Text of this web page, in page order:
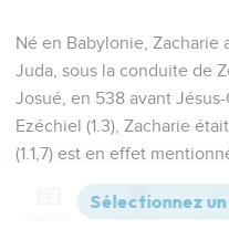
Né en Babylonie, Zacharie
Juda, sous la conduite de
Josué, en 538 avant
Ezéchiel (1.3), Zacharie
(1.1,7) est en effet
revenus d’exil (Ne 12.4).
Josué comme grand-
Versions